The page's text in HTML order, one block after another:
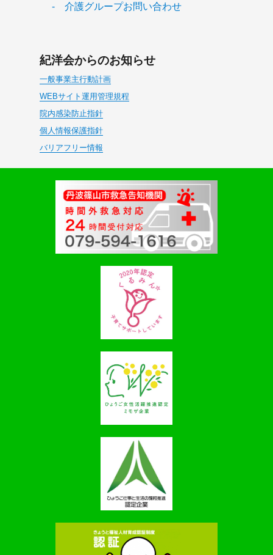
- 介護グループお問い合わせ
紀洋会からのお知らせ
一般事業主行動計画
WEBサイト運用管理規程
院内感染防止指針
個人情報保護指針
バリアフリー情報